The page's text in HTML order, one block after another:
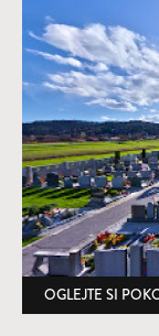
OGLEJTE SI